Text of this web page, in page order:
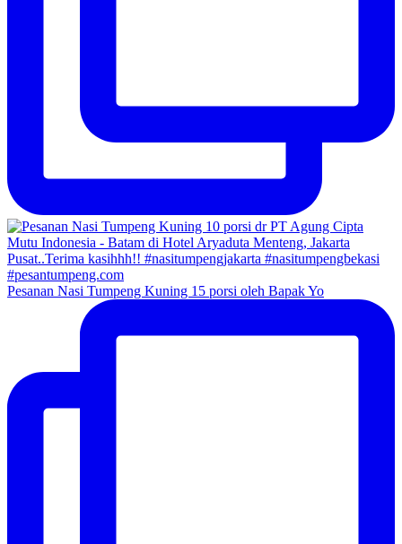
Pesanan Nasi Tumpeng Kuning 15 porsi oleh Bapak Yo